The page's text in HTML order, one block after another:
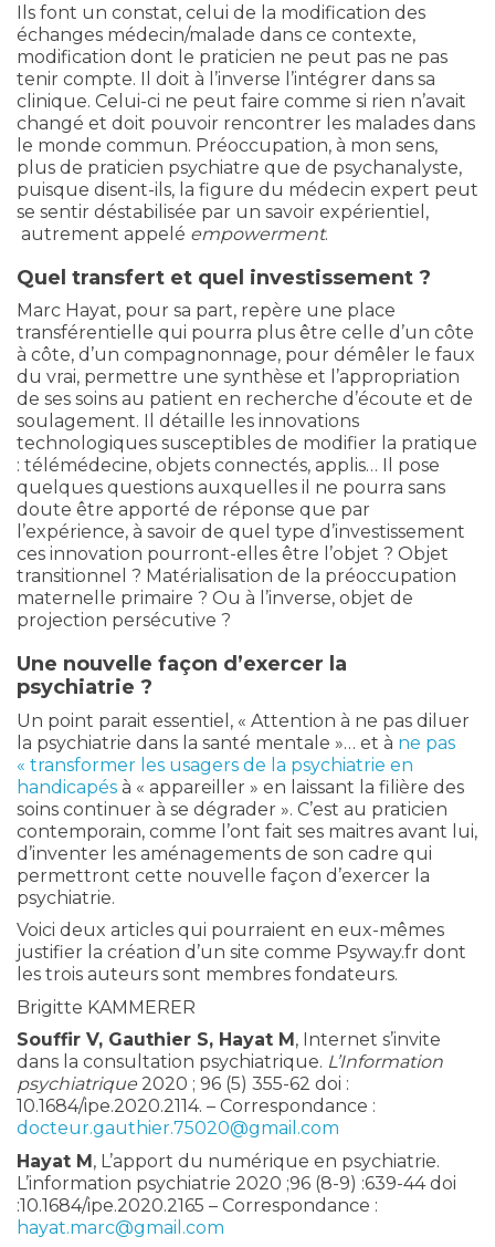
Ils font un constat, celui de la modification des
échanges médecin/malade dans ce contexte,
modification dont le praticien ne peut pas ne pas
tenir compte. Il doit à l’inverse l’intégrer dans sa
clinique. Celui-ci ne peut faire comme si rien n’avait
changé et doit pouvoir rencontrer les malades dans
le monde commun. Préoccupation, à mon sens,
plus de praticien psychiatre que de psychanalyste,
puisque disent-ils, la figure du médecin expert peut
se sentir déstabilisée par un savoir expérientiel,
autrement appelé empowerment.
Quel transfert et quel investissement ?
Marc Hayat, pour sa part, repère une place
transférentielle qui pourra plus être celle d’un côte
à côte, d’un compagnonnage, pour démêler le faux
du vrai, permettre une synthèse et l’appropriation
de ses soins au patient en recherche d’écoute et de
soulagement. Il détaille les innovations
technologiques susceptibles de modifier la pratique
: télémédecine, objets connectés, applis… Il pose
quelques questions auxquelles il ne pourra sans
doute être apporté de réponse que par
l’expérience, à savoir de quel type d’investissement
ces innovation pourront-elles être l’objet ? Objet
transitionnel ? Matérialisation de la préoccupation
maternelle primaire ? Ou à l’inverse, objet de
projection persécutive ?
Une nouvelle façon d’exercer la
psychiatrie ?
Un point parait essentiel, « Attention à ne pas diluer
la psychiatrie dans la santé mentale »… et à ne pas
« transformer les usagers de la psychiatrie en
handicapés à « appareiller » en laissant la filière des
soins continuer à se dégrader ». C’est au praticien
contemporain, comme l’ont fait ses maitres avant lui,
d’inventer les aménagements de son cadre qui
permettront cette nouvelle façon d’exercer la
psychiatrie.
Voici deux articles qui pourraient en eux-mêmes
justifier la création d’un site comme Psyway.fr dont
les trois auteurs sont membres fondateurs.
Brigitte KAMMERER
Souffir V, Gauthier S, Hayat M, Internet s’invite
dans la consultation psychiatrique. L’Information
psychiatrique 2020 ; 96 (5) 355-62 doi :
10.1684/ipe.2020.2114. – Correspondance :
docteur.gauthier.75020@gmail.com
Hayat M, L’apport du numérique en psychiatrie.
L’information psychiatrie 2020 ;96 (8-9) :639-44 doi
:10.1684/ipe.2020.2165 – Correspondance :
hayat.marc@gmail.com